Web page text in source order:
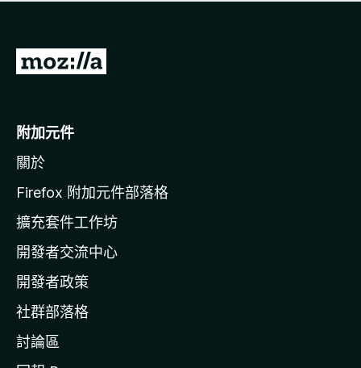
有
前
o
i
l
a
官
網
附加元件
關於
Firefox 附加元件部落格
擴充套件工作坊
開發者交流中心
開發者政策
社群部落格
討論區